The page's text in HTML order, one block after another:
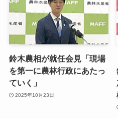
鈴木農相が就任会見「現場
を第一に農林行政にあたっ
ていく」
2025年10月23日